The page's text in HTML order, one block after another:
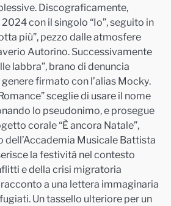
Discograficamente,
con il singolo “Io”, seguito in
più”, pezzo dalle atmosfere
Autorino. Successivamente
labbra”, brano di denuncia
firmato con l’alias Mocky.
sceglie di usare il nome
lo pseudonimo, e prosegue
corale “È ancora Natale”,
dell’Accademia Musicale Battista
la festività nel contesto
e della crisi migratoria
a una lettera immaginaria
Un tassello ulteriore per un